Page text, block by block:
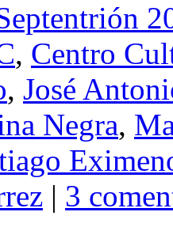
, Centro
, José
Negra,
| 3